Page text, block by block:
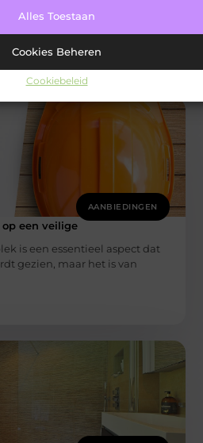
Alles Toestaan
Cookies Beheren
Cookiebeleid
eigen zwembad in de
AANBIEDINGEN
een veilige
is een essentieel aspect dat
gezien, maar het is van